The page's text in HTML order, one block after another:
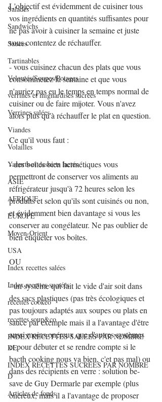
Salades
Sandwichs
Sauces
Tartinables
Veloutés/Soupes/Potages
verrines et mignardises sucrées
Verrines salées
Viandes
Volailles
Yaourts et desserts lactés
ASIE
AFRIQUE
EUROPE
Moyen-Orient
USA
Index recettes salées
Index recettes sucrées
recettes cookeo
recettes soup&co
INDEX RECETTES SALEES PAR NOMBRE
DE
INDEX RECETTES SUCREES PAR NOMBRE
D
Articles de fonds
L'objectif est évidemment de cuisiner tous
vos ingrédients en quantités suffisantes pour
ne pas avoir à cuisiner la semaine et juste
vous contentez de réchauffer.
- vous cuisinez chacun des plats que vous
consommerez la semaine et que vous
n'auriez pas eu le temps en temps normal de
cuisiner ou de faire mijoter. Vous n'avez
alors plus qu'à réchauffer le plat en question.
Ce qu'il vous faut :
- des boîtes bien hermétiques vous
permettront de conserver vos aliments au
réfrigérateur jusqu'à 72 heures selon les
produits et selon qu'ils sont cuisinés ou non,
et évidemment bien davantage si vous les
conserver au congélateur. Ne pas oublier de
bien étiqueter vos boîtes.
OU
- un système qui fait le vide d'air soit dans
des sacs plastiques (pas très écologiques et
pas toujours adaptés aux soupes ou plats en
sauce par exemple mais il a l'avantage d'être
aussi moins onéreux que d'autres systèmes
et pour débuter et se rendre compte si le
bacth cooking nous va bien, c'et pas mal) ou
dans des récipients en verre : solution be-
save de Guy Dermarle par exemple (plus
onéreux, mais il a l'avantage de proposer